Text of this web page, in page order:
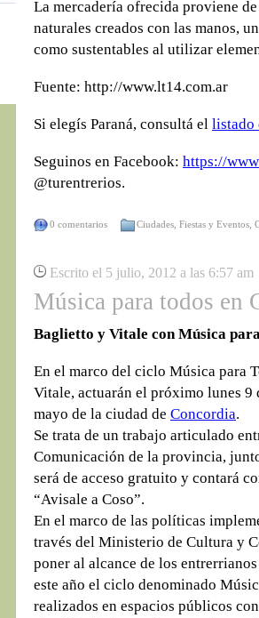
La mercadería ofrecida proviene
naturales creados con las manos,
como sustentables al utilizar
Fuente: http://www.lt14.com.ar
Si elegís Paraná, consultá el listado
Seguinos en Facebook: https://
@turentrerios.
0 comentarios Ciudades Fiestas y Eventos
Escrito el 5 julio, 2012 a las 6:57 am
Música para todos en
Baglietto y Vitale con Música
En el marco del ciclo Música para
Vitale, actuarán el próximo lunes 9
mayo de la ciudad de Concordia.
Se trata de un trabajo articulado
Comunicación de la provincia,
será de acceso gratuito y contará
“Avisale a Coso”.
En el marco de las políticas
través del Ministerio de Cultura y
poner al alcance de los
este año el ciclo denominado
realizados en espacios públicos